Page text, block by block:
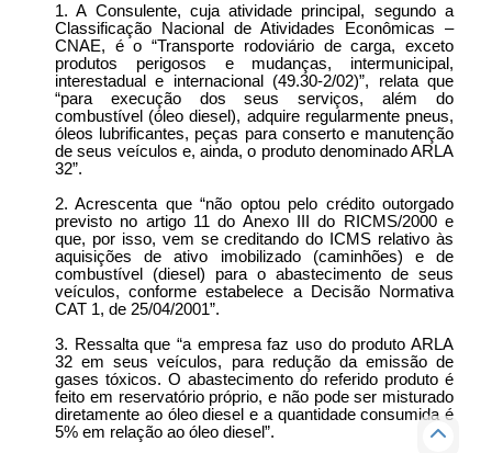
1. A Consulente, cuja atividade principal, segundo a
Classificação Nacional de Atividades Econômicas –
CNAE, é o “Transporte rodoviário de carga, exceto
produtos perigosos e mudanças, intermunicipal,
interestadual e internacional (49.30-2/02)”, relata que
“para execução dos seus serviços, além do
combustível (óleo diesel), adquire regularmente pneus,
óleos lubrificantes, peças para conserto e manutenção
de seus veículos e, ainda, o produto denominado ARLA
32”.
2. Acrescenta que “não optou pelo crédito outorgado
previsto no artigo 11 do Anexo III do RICMS/2000 e
que, por isso, vem se creditando do ICMS relativo às
aquisições de ativo imobilizado (caminhões) e de
combustível (diesel) para o abastecimento de seus
veículos, conforme estabelece a Decisão Normativa
CAT 1, de 25/04/2001”.
3. Ressalta que “a empresa faz uso do produto ARLA
32 em seus veículos, para redução da emissão de
gases tóxicos. O abastecimento do referido produto é
feito em reservatório próprio, e não pode ser misturado
diretamente ao óleo diesel e a quantidade consumida é
5% em relação ao óleo diesel”.